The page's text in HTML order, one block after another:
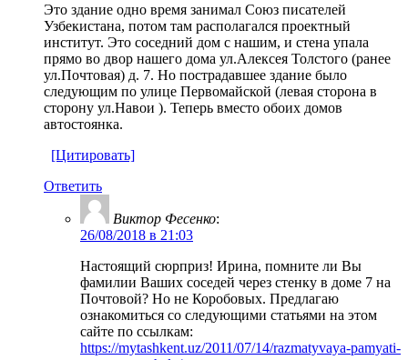
Это здание одно время занимал Союз писателей
Узбекистана, потом там располагался проектный
институт. Это соседний дом с нашим, и стена упала
прямо во двор нашего дома ул.Алексея Толстого (ранее
ул.Почтовая) д. 7. Но пострадавшее здание было
следующим по улице Первомайской (левая сторона в
сторону ул.Навои ). Теперь вместо обоих домов
автостоянка.
[Цитировать]
Ответить
Виктор Фесенко:
26/08/2018 в 21:03
Настоящий сюрприз! Ирина, помните ли Вы
фамилии Ваших соседей через стенку в доме 7 на
Почтовой? Но не Коробовых. Предлагаю
ознакомиться со следующими статьями на этом
сайте по ссылкам:
https://mytashkent.uz/2011/07/14/razmatyvaya-pamyati-